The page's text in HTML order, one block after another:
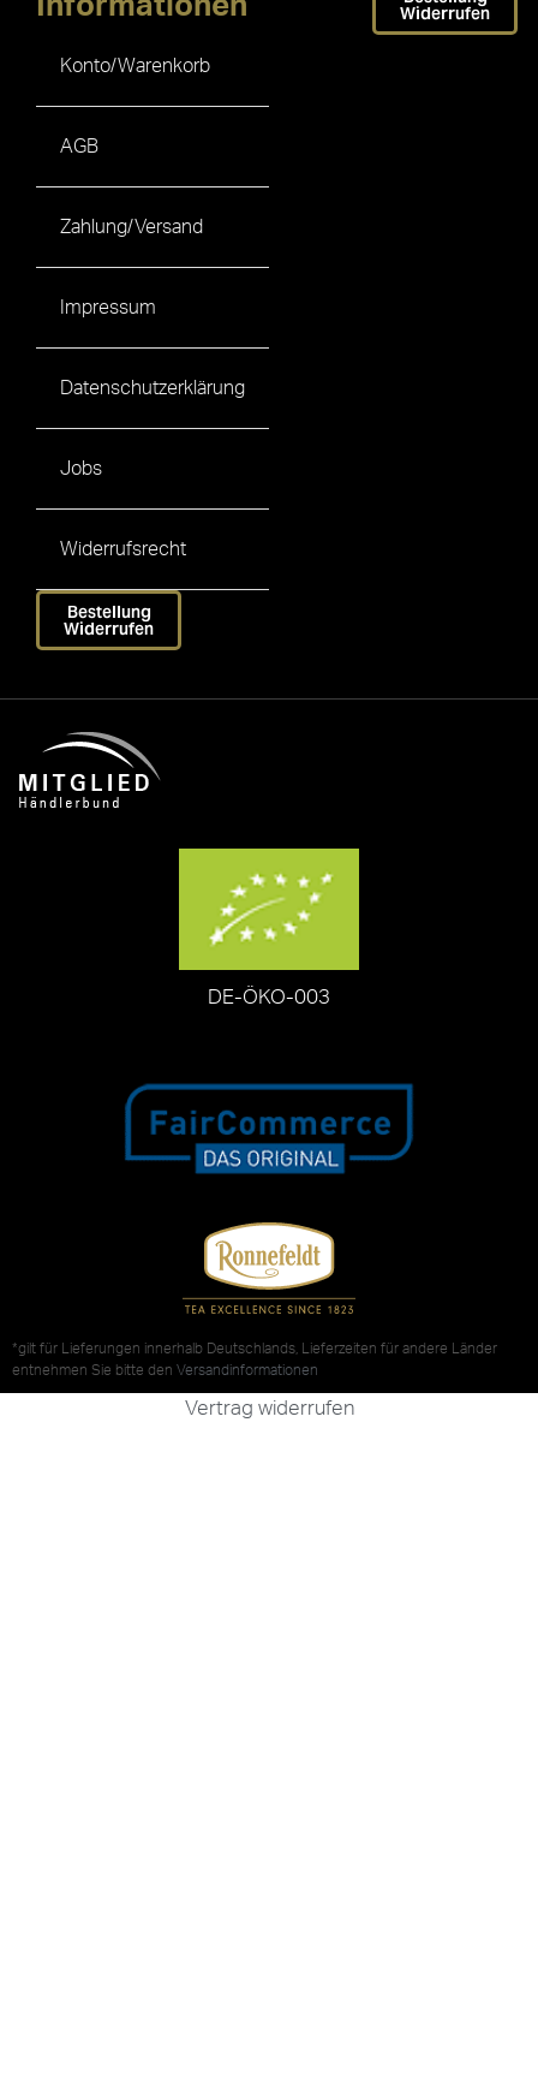
Konto/Warenkorb
AGB
Zahlung/Versand
Impressum
Datenschutzerklärung
Jobs
Widerrufsrecht
Bestellung
Widerrufen
Widerrufen
DE-ÖKO-003
*gilt für Lieferungen innerhalb Deutschlands, Lieferzeiten für andere Länder
entnehmen Sie bitte den Versandinformationen
Vertrag widerrufen